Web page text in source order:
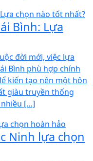
Bình: Lựa
đời mới, việc lựa
Bình phù hợp chính
kiến tạo nên một hôn
giàu truyền thống
nhiều […]
Ninh lựa chọn